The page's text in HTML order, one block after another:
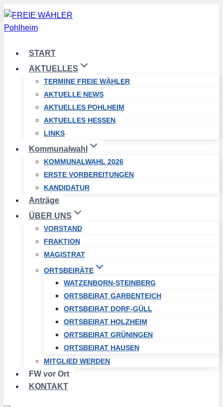
Zum
START
AKTUELLES
TERMINE FREIE WÄHLER
AKTUELLE NEWS
AKTUELLES POHLHEIM
AKTUELLES HESSEN
LINKS
Kommunalwahl
KOMMUNALWAHL 2026
ERSTE VORBEREITUNGEN
KANDIDATUR
Anträge
ÜBER UNS
VORSTAND
FRAKTION
MAGISTRAT
ORTSBEIRÄTE
WATZENBORN-STEINBERG
ORTSBEIRAT GARBENTEICH
ORTSBEIRAT DORF-GÜLL
ORTSBEIRAT HOLZHEIM
ORTSBEIRAT GRÜNINGEN
ORTSBEIRAT HAUSEN
MITGLIED WERDEN
FW vor Ort
KONTAKT